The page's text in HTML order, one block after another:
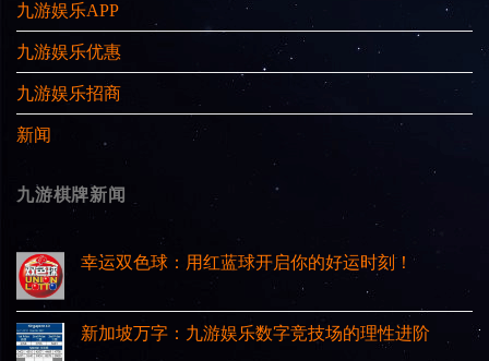
九游娱乐APP
九游娱乐优惠
九游娱乐招商
新闻
九游棋牌新闻
幸运双色球：用红蓝球开启你的好运时刻！
新加坡万字：九游娱乐数字竞技场的理性进阶